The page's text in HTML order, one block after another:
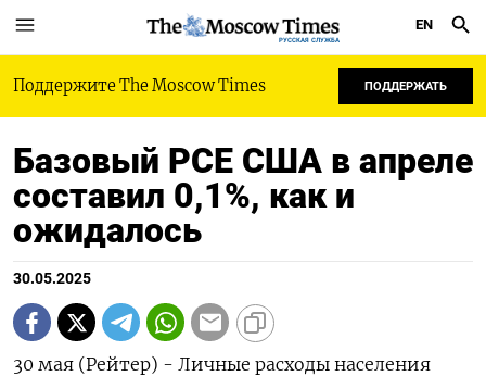
РУССКАЯ СЛУЖБА
EN
Поддержите The Moscow Times ПОДДЕРЖАТЬ
Базовый PCE США в апреле
составил 0,1%, как и
ожидалось
30.05.2025
30 мая (Рейтер) - Личные расходы населения